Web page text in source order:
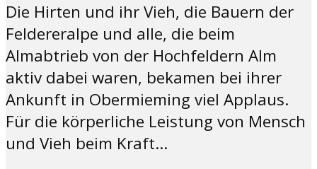
Die Hirten und ihr Vieh, die Bauern der
Feldereralpe und alle, die beim
Almabtrieb von der Hochfeldern Alm
aktiv dabei waren, bekamen bei ihrer
Ankunft in Obermieming viel Applaus.
Für die körperliche Leistung von Mensch
und Vieh beim Kraft...